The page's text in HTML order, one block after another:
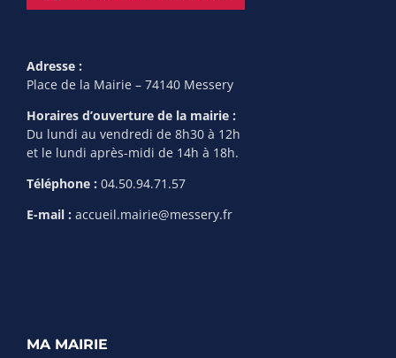
Adresse :
Place de la Mairie – 74140 Messery
Horaires d’ouverture de la mairie :
Du lundi au vendredi de 8h30 à 12h
et le lundi après-midi de 14h à 18h.
Téléphone : 04.50.94.71.57
E-mail : accueil.mairie@messery.fr
MA MAIRIE